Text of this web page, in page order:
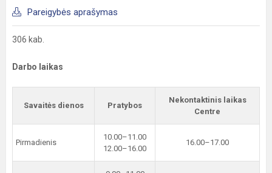
Pareigybės aprašymas
306 kab.
Darbo laikas
Savaitės dienos Pratybos
Nekontaktinis laikas
Centre
Pirmadienis
10.00–11.00
12.00–16.00
16.00–17.00